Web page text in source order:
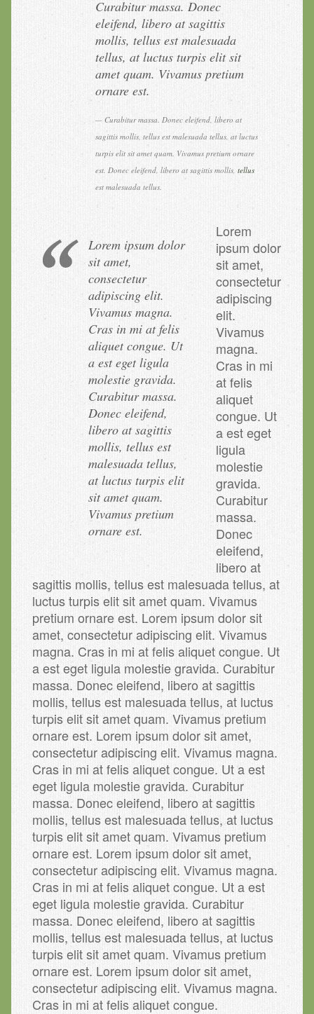
Curabitur massa. Donec
eleifend, libero at sagittis
mollis, tellus est malesuada
tellus, at luctus turpis elit sit
amet quam. Vivamus pretium
ornare est.
Curabitur massa. Donec eleifend, libero at
sagittis mollis, tellus est malesuada tellus, at luctus
turpis elit sit amet quam. Vivamus pretium ornare
est. Donec eleifend, libero at sagittis mollis, tellus
est malesuada tellus.
Lorem ipsum dolor
sit amet,
consectetur
adipiscing elit.
Vivamus magna.
Cras in mi at felis
aliquet congue. Ut
a est eget ligula
molestie gravida.
Curabitur massa.
Donec eleifend,
libero at sagittis
mollis, tellus est
malesuada tellus,
at luctus turpis elit
sit amet quam.
Vivamus pretium
ornare est.
Lorem
ipsum dolor
sit amet,
consectetur
adipiscing
elit.
Vivamus
magna.
Cras in mi
at felis
aliquet
congue. Ut
a est eget
ligula
molestie
gravida.
Curabitur
massa.
Donec
eleifend,
libero at
sagittis mollis, tellus est malesuada tellus, at
luctus turpis elit sit amet quam. Vivamus
pretium ornare est. Lorem ipsum dolor sit
amet, consectetur adipiscing elit. Vivamus
magna. Cras in mi at felis aliquet congue. Ut
a est eget ligula molestie gravida. Curabitur
massa. Donec eleifend, libero at sagittis
mollis, tellus est malesuada tellus, at luctus
turpis elit sit amet quam. Vivamus pretium
ornare est. Lorem ipsum dolor sit amet,
consectetur adipiscing elit. Vivamus magna.
Cras in mi at felis aliquet congue. Ut a est
eget ligula molestie gravida. Curabitur
massa. Donec eleifend, libero at sagittis
mollis, tellus est malesuada tellus, at luctus
turpis elit sit amet quam. Vivamus pretium
ornare est. Lorem ipsum dolor sit amet,
consectetur adipiscing elit. Vivamus magna.
Cras in mi at felis aliquet congue. Ut a est
eget ligula molestie gravida. Curabitur
massa. Donec eleifend, libero at sagittis
mollis, tellus est malesuada tellus, at luctus
turpis elit sit amet quam. Vivamus pretium
ornare est. Lorem ipsum dolor sit amet,
consectetur adipiscing elit. Vivamus magna.
Cras in mi at felis aliquet congue.